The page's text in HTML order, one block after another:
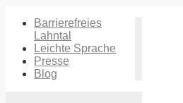
Barrierefreies
Lahntal
Leichte Sprache
Presse
Blog